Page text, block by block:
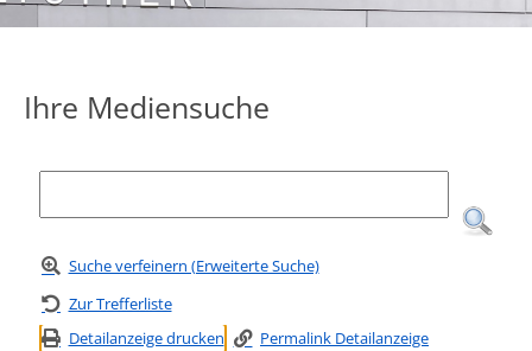
Ihre Mediensuche
Suche verfeinern (Erweiterte Suche)
Zur Trefferliste
Detailanzeige drucken
Permalink Detailanzeige